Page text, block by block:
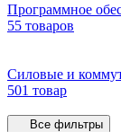
Программное
55 товаров
Силовые и
501 товар
Все фильтры